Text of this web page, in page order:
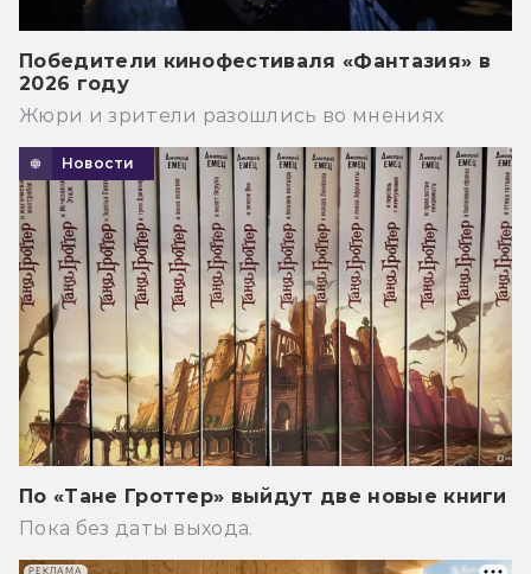
Победители кинофестиваля «Фантазия» в
2026 году
Жюри и зрители разошлись во мнениях
Новости
По «Тане Гроттер» выйдут две новые книги
Пока без даты выхода.
РЕКЛАМА